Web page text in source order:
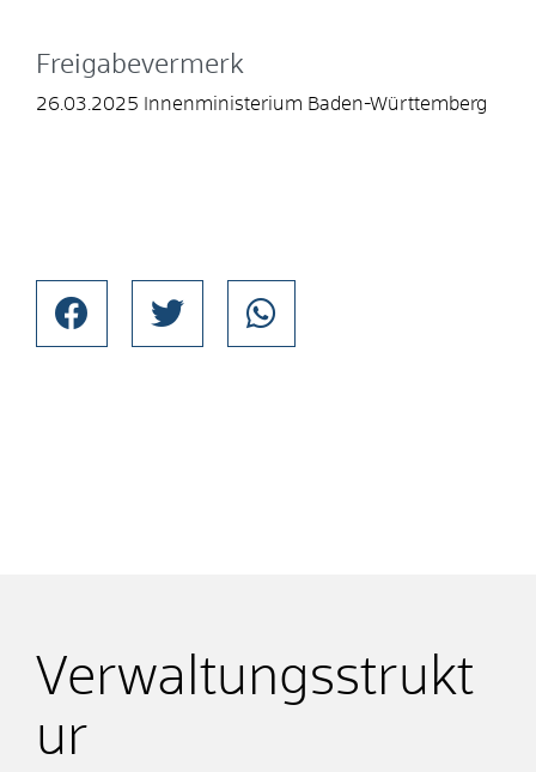
Freigabevermerk
26.03.2025 Innenministerium Baden-Württemberg
Verwaltungsstrukt
ur